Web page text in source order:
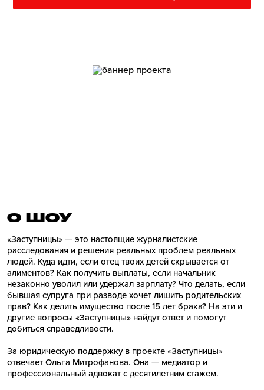
О ШОУ
«Заступницы» — это настоящие журналистские
расследования и решения реальных проблем реальных
людей. Куда идти, если отец твоих детей скрывается от
алиментов? Как получить выплаты, если начальник
незаконно уволил или удержал зарплату? Что делать, если
бывшая супруга при разводе хочет лишить родительских
прав? Как делить имущество после 15 лет брака? На эти и
другие вопросы «Заступницы» найдут ответ и помогут
добиться справедливости.
За юридическую поддержку в проекте «Заступницы»
отвечает Ольга Митрофанова. Она — медиатор и
профессиональный адвокат с десятилетним стажем.